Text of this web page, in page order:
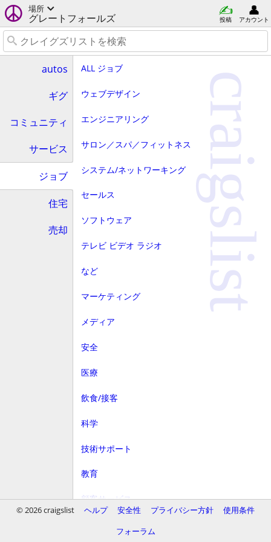
場所
グレートフォールズ 投稿 アカウント
autos
ギグ
コミュニティ
サービス
ジョブ
住宅
売却
ALL ジョブ
ウェブデザイン
エンジニアリング
サロン／スパ／フィットネス
システム/ネットワーキング
セールス
ソフトウェア
テレビ ビデオ ラジオ
など
マーケティング
メディア
安全
医療
飲食/接客
科学
技術サポート
教育
顧客サービス
craigslist
© 2026 craigslist ヘルプ 安全性 プライバシー方針
使用条件
フォーラム